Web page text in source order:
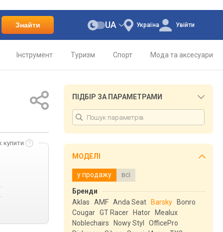
Знайти Україна
UA Увійти
Інструмент Туризм Спорт Мода та аксесуари
купити
ПІДБІР ЗА ПАРАМЕТРАМИ
МОДЕЛІ
у продажу всі
Бренди
Aklas
AMF Anda Seat Barsky
Bonro
Cougar GT Racer Hator
Mealux
Noblechairs
Nowy Styl
OfficePro